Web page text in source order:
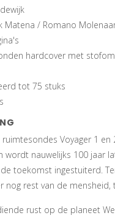
Matena / Romano
hardcover met
tot 75 stuks
Voyager 1 en
wordt nauwelijks 100 jaar
toekomst ingestuiterd.
nog rest van de mensheid,
rust op de planeet